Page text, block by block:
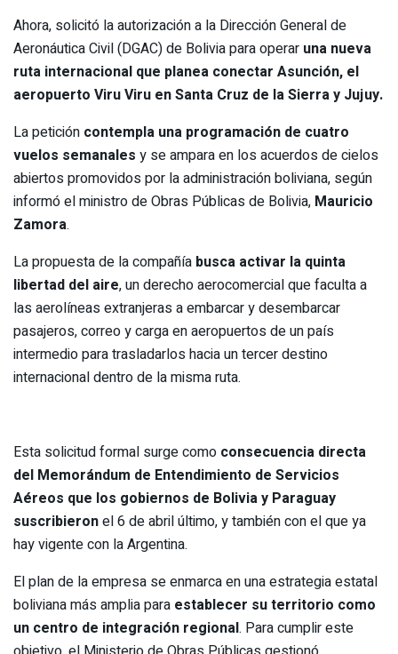
Ahora, solicitó la autorización a la Dirección General de
Aeronáutica Civil (DGAC) de Bolivia para operar una nueva
ruta internacional que planea conectar Asunción, el
aeropuerto Viru Viru en Santa Cruz de la Sierra y Jujuy.
La petición contempla una programación de cuatro
vuelos semanales y se ampara en los acuerdos de cielos
abiertos promovidos por la administración boliviana, según
informó el ministro de Obras Públicas de Bolivia, Mauricio
Zamora.
La propuesta de la compañía busca activar la quinta
libertad del aire, un derecho aerocomercial que faculta a
las aerolíneas extranjeras a embarcar y desembarcar
pasajeros, correo y carga en aeropuertos de un país
intermedio para trasladarlos hacia un tercer destino
internacional dentro de la misma ruta.
Esta solicitud formal surge como consecuencia directa
del Memorándum de Entendimiento de Servicios
Aéreos que los gobiernos de Bolivia y Paraguay
suscribieronel 6 de abril último, y también con el que ya
hay vigente con la Argentina.
El plan de la empresa se enmarca en una estrategia estatal
boliviana más amplia para establecer su territorio como
un centro de integración regional. Para cumplir este